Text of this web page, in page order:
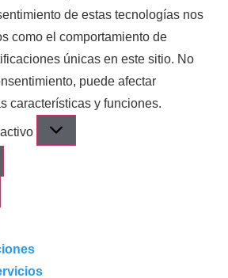
de estas tecnologías nos
como el comportamiento de
únicas en este sitio. No
puede afectar
características y funciones.